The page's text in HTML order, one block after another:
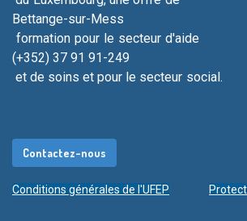
Bettange-sur-Mess
formation pour le
(+352) 37 91 91-249
et de soins et pour le
Contacte​​​​​​​​​​​​z-nous
Conditions générales de l'UFEP